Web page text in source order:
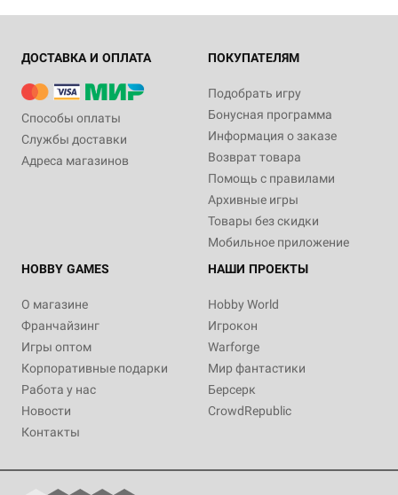
ДОСТАВКА И ОПЛАТА
Способы оплаты
Службы доставки
Адреса магазинов
ПОКУПАТЕЛЯМ
Подобрать игру
Бонусная программа
Информация о заказе
Возврат товара
Помощь с правилами
Архивные игры
Товары без скидки
Мобильное приложение
HOBBY GAMES
О магазине
Франчайзинг
Игры оптом
Корпоративные подарки
Работа у нас
Новости
Контакты
НАШИ ПРОЕКТЫ
Hobby World
Игрокон
Warforge
Мир фантастики
Берсерк
CrowdRepublic